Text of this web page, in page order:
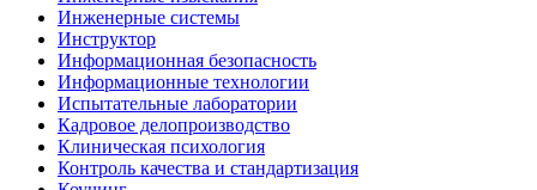
Инженерные системы
Инструктор
Информационная безопасность
Информационные технологии
Испытательные лаборатории
Кадровое делопроизводство
Клиническая психология
Контроль качества и стандартизация